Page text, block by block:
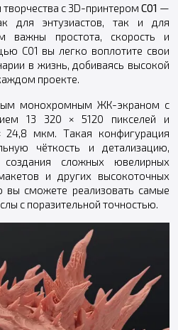
с 3D-принтером C01 —
для энтузиастов, так и для
важны простота, скорость и
C01 вы легко воплотите свои
в жизнь, добиваясь высокой
проекте.
монохромным ЖК-экраном с
13 320 × 5120 пикселей и
24,8 мкм. Такая конфигурация
чёткость и детализацию,
сложных ювелирных
и других высокоточных
сможете реализовать самые
с поразительной точностью.